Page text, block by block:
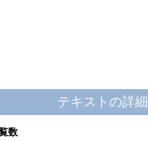
テキストの詳細
数